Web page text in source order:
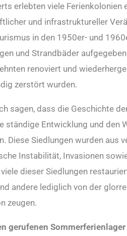
erlebten viele
und infrastruktureller
in den 1950er- und
und Strandbäder
renoviert und
zerstört wurden.
sagen, dass die Geschichte
ständige Entwicklung und den
Diese Siedlungen wurden aus
Instabilität, Invasionen
dieser Siedlungen
andere lediglich von der
zeugen.
gerufenen